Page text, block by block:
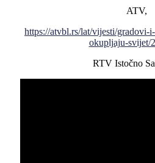
ATV,
https://atvbl.rs/lat/vijesti/gradovi-
okupljaju-svijet/
RTV Istočno